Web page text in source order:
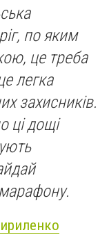
по яким
це треба
легка
захисників.
ці дощі